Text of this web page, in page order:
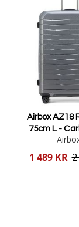
Airbox AZ18
75cm L -
Reducerat
1 489 KR 2